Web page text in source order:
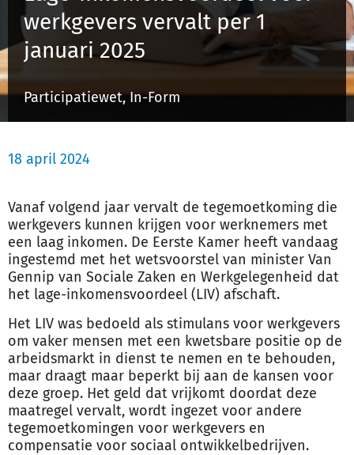
Registreren
werkgevers vervalt per 1
januari 2025
Participatiewet, In-Form
18 april 2024
Vanaf volgend jaar vervalt de tegemoetkoming die
werkgevers kunnen krijgen voor werknemers met
een laag inkomen. De Eerste Kamer heeft vandaag
ingestemd met het wetsvoorstel van minister Van
Gennip van Sociale Zaken en Werkgelegenheid dat
het lage-inkomensvoordeel (LIV) afschaft.
Het LIV was bedoeld als stimulans voor werkgevers
om vaker mensen met een kwetsbare positie op de
arbeidsmarkt in dienst te nemen en te behouden,
maar draagt maar beperkt bij aan de kansen voor
deze groep. Het geld dat vrijkomt doordat deze
maatregel vervalt, wordt ingezet voor andere
tegemoetkomingen voor werkgevers en
compensatie voor sociaal ontwikkelbedrijven.